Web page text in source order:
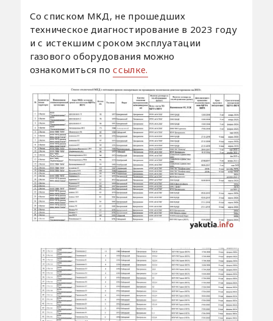
Со списком МКД, не прошедших
техническое диагностирование в 2023 году
и с истекшим сроком эксплуатации
газового оборудования можно
ознакомиться поссылке.